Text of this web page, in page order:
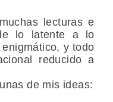
lecturas e
lo latente a lo
y todo
reducido a
de mis ideas: